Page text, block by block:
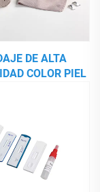
DE ALTA
COLOR PIEL